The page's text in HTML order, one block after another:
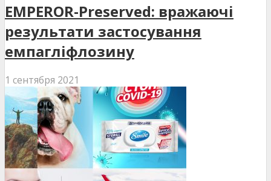
EMPEROR-Preserved: вражаючі
результати застосування
емпагліфлозину
1 сентября 2021